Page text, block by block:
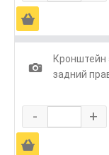
Ä
1
Кронштейн
задний
- +
Ä